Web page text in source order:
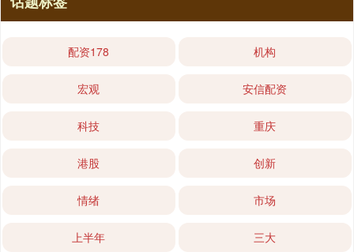
配资178 机构
宏观 安信配资
科技 重庆
港股 创新
情绪 市场
上半年 三大